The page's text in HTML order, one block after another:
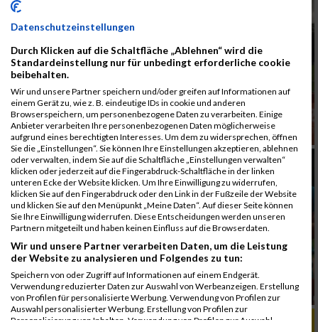
ALBUM B2RUN MÜNCHEN, B2RUN / 16.07.2019
Datenschutzeinstellungen
Durch Klicken auf die Schaltfläche „Ablehnen“ wird die
Standardeinstellung nur für unbedingt erforderliche cookie
beibehalten.
Wir und unsere Partner speichern und/oder greifen auf Informationen auf
einem Gerät zu, wie z. B. eindeutige IDs in cookie und anderen
Browserspeichern, um personenbezogene Daten zu verarbeiten. Einige
Anbieter verarbeiten Ihre personenbezogenen Daten möglicherweise
aufgrund eines berechtigten Interesses. Um dem zu widersprechen, öffnen
Sie die „Einstellungen“. Sie können Ihre Einstellungen akzeptieren, ablehnen
oder verwalten, indem Sie auf die Schaltfläche „Einstellungen verwalten“
klicken oder jederzeit auf die Fingerabdruck-Schaltfläche in der linken
unteren Ecke der Website klicken. Um Ihre Einwilligung zu widerrufen,
klicken Sie auf den Fingerabdruck oder den Link in der Fußzeile der Website
und klicken Sie auf den Menüpunkt „Meine Daten“. Auf dieser Seite können
Sie Ihre Einwilligung widerrufen. Diese Entscheidungen werden unseren
Partnern mitgeteilt und haben keinen Einfluss auf die Browserdaten.
Wir und unsere Partner verarbeiten Daten, um die Leistung
der Website zu analysieren und Folgendes zu tun:
Speichern von oder Zugriff auf Informationen auf einem Endgerät.
Verwendung reduzierter Daten zur Auswahl von Werbeanzeigen. Erstellung
von Profilen für personalisierte Werbung. Verwendung von Profilen zur
Auswahl personalisierter Werbung. Erstellung von Profilen zur
Personalisierung von Inhalten. Verwendung von Profilen zur Auswahl